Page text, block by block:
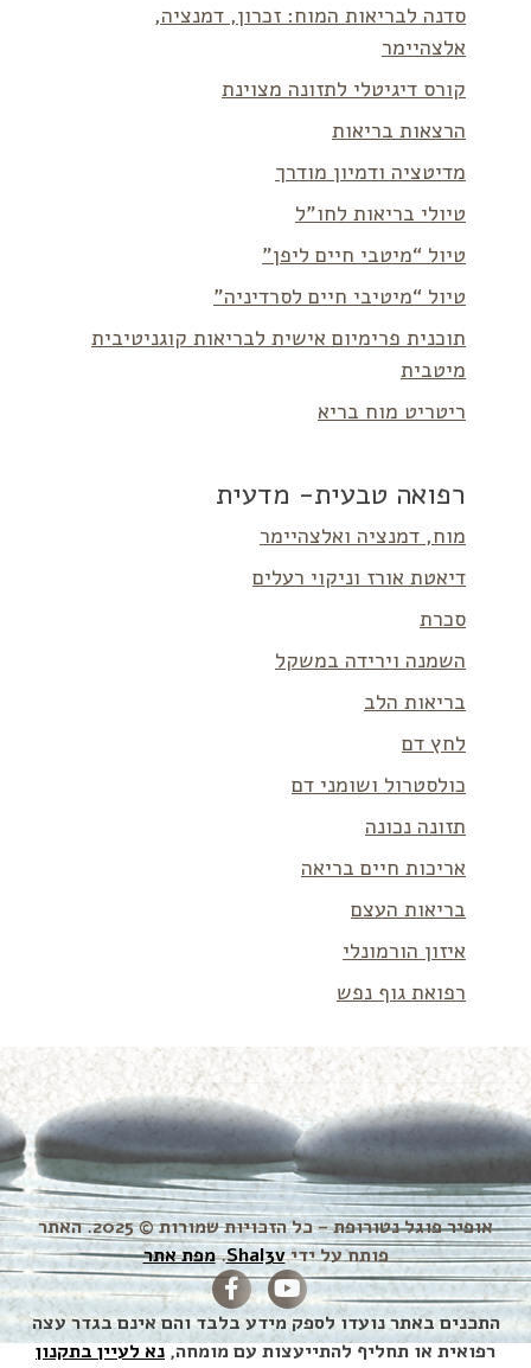
סדנה לבריאות המוח: זכרון, דמנציה,
אלצהיימר
קורס דיגיטלי לתזונה מצוינת
הרצאות בריאות
מדיטציה ודמיון מודרך
טיולי בריאות לחו”ל
טיול “מיטבי חיים ליפן”
טיול “מיטיבי חיים לסרדיניה”
תוכנית פרימיום אישית לבריאות קוגניטיבית
מיטבית
ריטריט מוח בריא
רפואה טבעית- מדעית
מוח, דמנציה ואלצהיימר
דיאטת אורז וניקוי רעלים
סכרת
השמנה וירידה במשקל
בריאות הלב
לחץ דם
כולסטרול ושומני דם
תזונה נכונה
אריכות חיים בריאה
בריאות העצם
איזון הורמונלי
רפואת גוף נפש
אופיר פוגל נטורופת – כל הזכויות שמורות © 2025. האתר
פותח על ידיShal3v
.מפת אתר
התכנים באתר נועדו לספק מידע בלבד והם אינם בגדר עצה
רפואית או תחליף להתייעצות עם מומחה,נא לעיין בתקנון